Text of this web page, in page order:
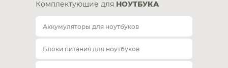
Комплектующие для НОУТБУКА
Аккумуляторы для ноутбуков
Блоки питания для ноутбуков